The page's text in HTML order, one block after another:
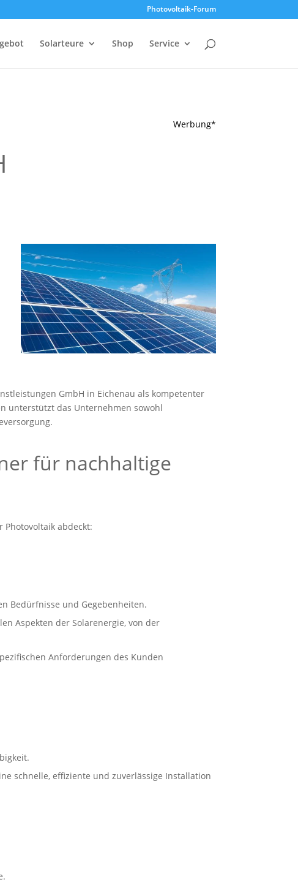
Photovoltaik-Forum
Solarteure Shop Service
Werbung*
GmbH in Eichenau als kompetenter
unterstützt das Unternehmen sowohl
für nachhaltige
Photovoltaik abdeckt:
Bedürfnisse und Gegebenheiten.
Aspekten der Solarenergie, von der
Anforderungen des Kunden
schnelle, effiziente und zuverlässige Installation